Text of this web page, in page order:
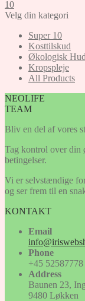
10
Velg din kategori
Super 10
Kosttilskud
Økologisk
Kropspleje
All Products
NEOLIFE
TEAM
Bliv en del af vores
Tag kontrol over din
betingelser.
Vi er selvstændige
og ser frem til en
KONTAKT
Email
Phone
+45 52587778
Address
Baunen 23,
9480 Løkken